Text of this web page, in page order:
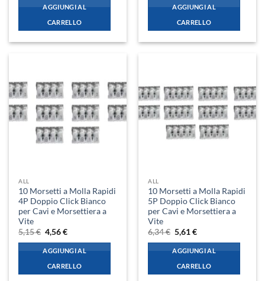
originale
era:
2,59 €.
attuale
è:
2,29 €.
AGGIUNGI AL
CARRELLO
originale
era:
3,87 €.
attuale
è:
3,43 €.
AGGIUNGI AL
CARRELLO
ALL
10 Morsetti a Molla Rapidi
4P Doppio Click Bianco
per Cavi e Morsettiera a
Vite
5,15€ Il
prezzo
originale
era:
5,15 €.
4,56€Il
attuale
è:
4,56 €.
AGGIUNGI AL
CARRELLO
ALL
10 Morsetti a Molla Rapidi
5P Doppio Click Bianco
per Cavi e Morsettiera a
Vite
6,34€ Il
prezzo
originale
era:
6,34 €.
5,61€Il
attuale
è:
5,61 €.
AGGIUNGI AL
CARRELLO